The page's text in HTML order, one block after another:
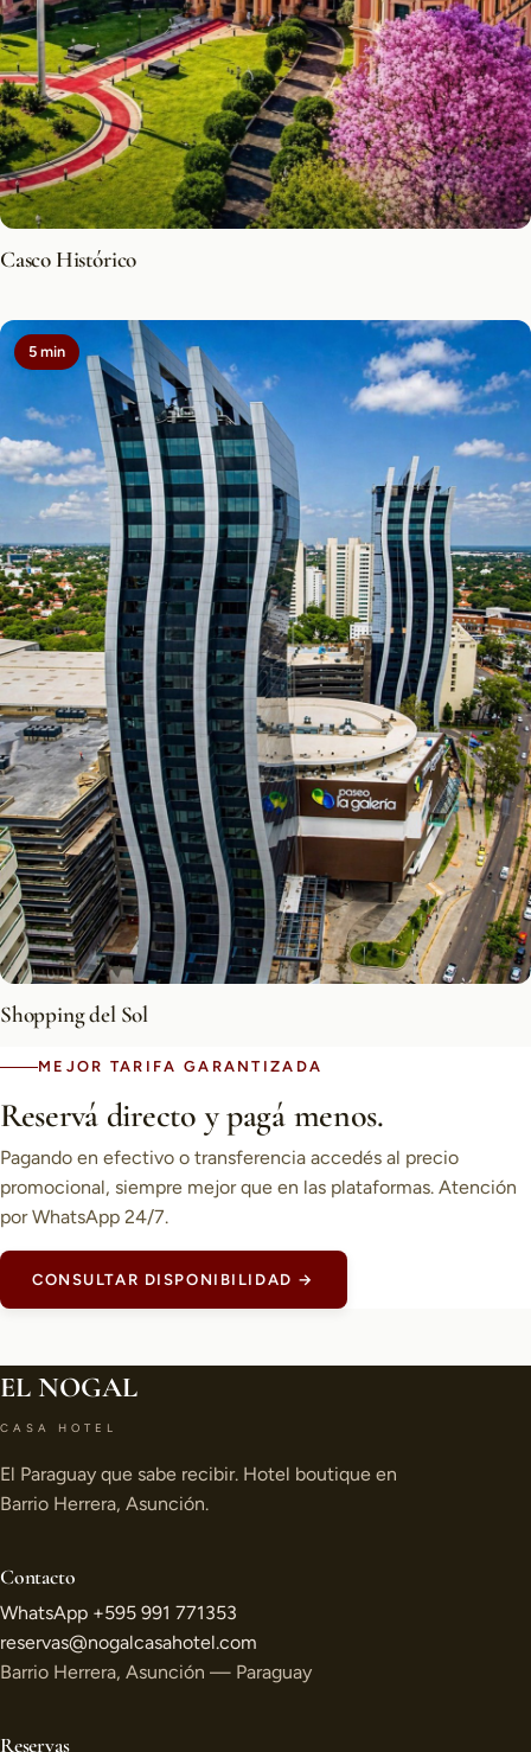
Casco Histórico
5 min
Shopping del Sol
MEJOR TARIFA GARANTIZADA
Reservá directo y pagá menos.
Pagando en efectivo o transferencia accedés al precio
promocional, siempre mejor que en las plataformas. Atención
por WhatsApp 24/7.
CONSULTAR DISPONIBILIDAD →
EL NOGAL
CASA HOTEL
El Paraguay que sabe recibir. Hotel boutique en
Barrio Herrera, Asunción.
Contacto
WhatsApp +595 991 771353
reservas@nogalcasahotel.com
Barrio Herrera, Asunción — Paraguay
Reservas